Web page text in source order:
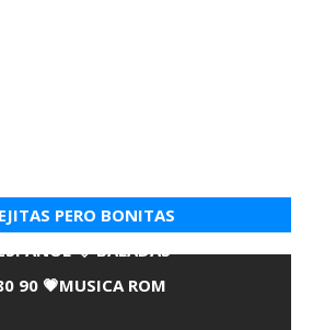
PERO BONITAS
💘 BALADAS
90 💗MUSICA ROM